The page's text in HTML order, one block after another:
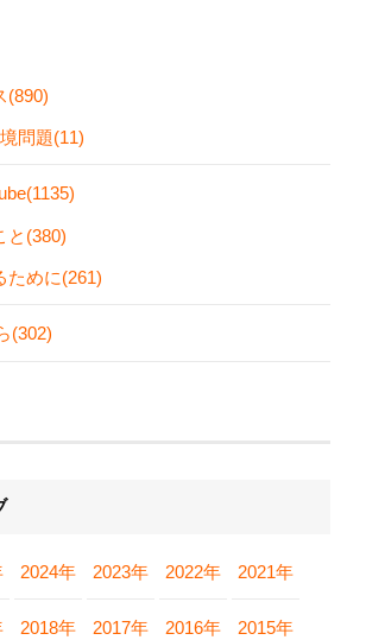
(890)
問題(11)
と(380)
ために(261)
(302)
2024年 2023年 2022年 2021年
2018年 2017年 2016年 2015年